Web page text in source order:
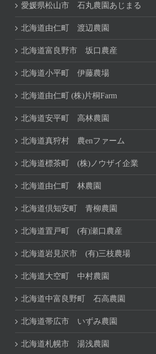
愛媛県松山市 石丸農園あじまる
北海道由仁町 渡辺農園
北海道富良野市 坂口農産
北海道小平町 伊藤農場
北海道由仁町 (株)片桐Farm
北海道安平町 高林農園
北海道真狩村 農enファーム
北海道標茶町 (株)ノウザイ企業
北海道由仁町 林農園
北海道倶知安町 青柳農園
北海道置戸町 (有)瀬口農産
北海道岩見沢市 (有)三枝農場
北海道大空町 中村農園
北海道中富良野町 石高農園
北海道帯広市 いずみ農園
北海道札幌市 湯浅農園